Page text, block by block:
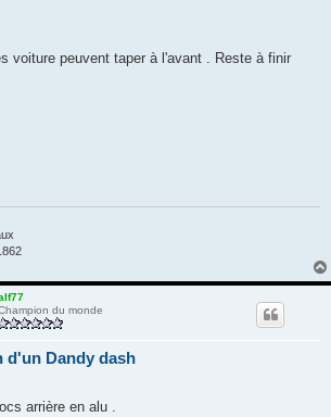
voiture peuvent taper à l'avant . Reste à finir
du monde
d'un Dandy dash
arrière en alu .